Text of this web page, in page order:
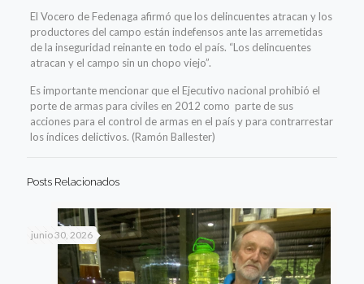
El Vocero de Fedenaga afirmó que los delincuentes atracan y los
productores del campo están indefensos ante las arremetidas
de la inseguridad reinante en todo el país. “Los delincuentes
atracan y el campo sin un chopo viejo”.
Es importante mencionar que el Ejecutivo nacional prohibió el
porte de armas para civiles en 2012 como parte de sus
acciones para el control de armas en el país y para contrarrestar
los índices delictivos. (Ramón Ballester)
Posts Relacionados
junio 30, 2026